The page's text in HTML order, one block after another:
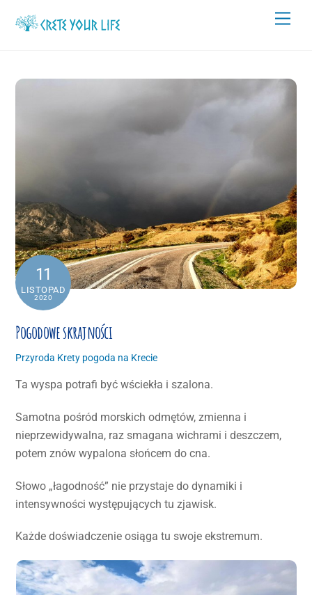
11
LISTOPAD
2020
Pogodowe skrajności
Przyroda Krety pogoda na Krecie
Ta wyspa potrafi być wściekła i szalona.
Samotna pośród morskich odmętów, zmienna i
nieprzewidywalna, raz smagana wichrami i deszczem,
potem znów wypalona słońcem do cna.
Słowo „łagodność” nie przystaje do dynamiki i
intensywności występujących tu zjawisk.
Każde doświadczenie osiąga tu swoje ekstremum.